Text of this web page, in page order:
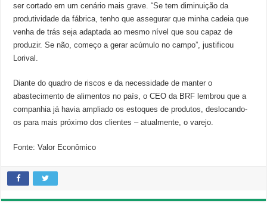
ser cortado em um cenário mais grave. “Se tem diminuição da
produtividade da fábrica, tenho que assegurar que minha cadeia que
venha de trás seja adaptada ao mesmo nível que sou capaz de
produzir. Se não, começo a gerar acúmulo no campo”, justificou
Lorival.
Diante do quadro de riscos e da necessidade de manter o
abastecimento de alimentos no país, o CEO da BRF lembrou que a
companhia já havia ampliado os estoques de produtos, deslocando-
os para mais próximo dos clientes – atualmente, o varejo.
Fonte: Valor Econômico